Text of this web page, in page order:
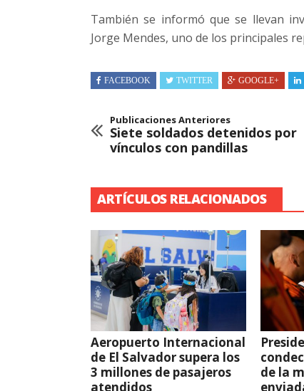
También se informó que se llevan
Jorge Mendes, uno de los principales
FACEBOOK TWITTER GOOGLE+
Publicaciones Anteriores
Siete soldados detenidos por
vínculos con pandillas
ARTÍCULOS RELACIONADOS
Aeropuerto Internacional
de El Salvador supera los
3 millones de pasajeros
atendidos
de la